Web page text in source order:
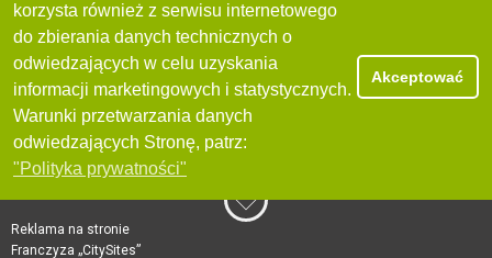
korzysta również z serwisu internetowego
do zbierania danych technicznych o
odwiedzających w celu uzyskania
informacji marketingowych i statystycznych.
Warunki przetwarzania danych
odwiedzających Stronę, patrz:
"Polityka prywatności"
Akceptować
Reklama na stronie
Franczyza „CitySites”